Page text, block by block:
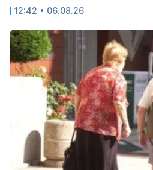
12:42 • 06.08.26